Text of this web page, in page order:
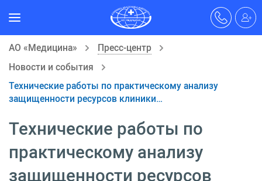
АО «Медицина»
Пресс-центр
Новости и события
Технические работы по практическому анализу
защищенности ресурсов клиники…
Технические работы по
практическому анализу
защищенности ресурсов